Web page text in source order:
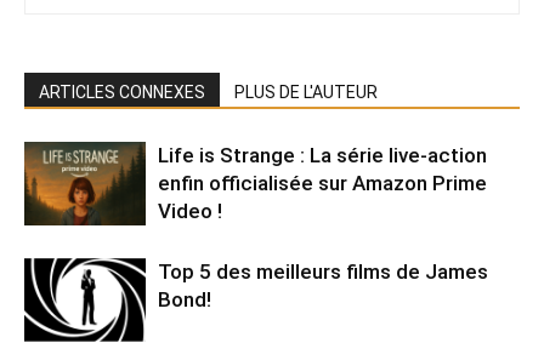
ARTICLES CONNEXES PLUS DE L'AUTEUR
Life is Strange : La série live-action
enfin officialisée sur Amazon Prime
Video !
Top 5 des meilleurs films de James
Bond!